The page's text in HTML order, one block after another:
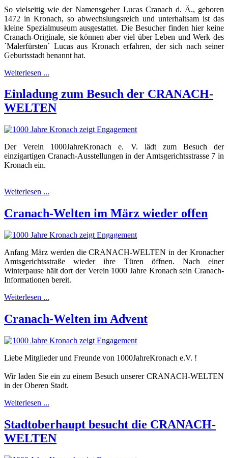
So vielseitig wie der Namensgeber Lucas Cranach d. Ä., geboren
1472 in Kronach, so abwechslungsreich und unterhaltsam ist das
kleine Spezialmuseum ausgestattet. Die Besucher finden hier keine
Cranach-Originale, sie können aber viel über Leben und Werk des
´Malerfürsten´ Lucas aus Kronach erfahren, der sich nach seiner
Geburtsstadt benannt hat.
Weiterlesen ...
Einladung zum Besuch der CRANACH-
WELTEN
Der Verein 1000JahreKronach e. V. lädt zum Besuch der
einzigartigen Cranach-Ausstellungen in der Amtsgerichtsstrasse 7 in
Kronach ein.
Weiterlesen ...
Cranach-Welten im März wieder offen
Anfang März werden die CRANACH-WELTEN in der Kronacher
Amtsgerichtsstraße wieder ihre Türen öffnen. Nach einer
Winterpause hält dort der Verein 1000 Jahre Kronach sein Cranach-
Informationen bereit.
Weiterlesen ...
Cranach-Welten im Advent
Liebe Mitglieder und Freunde von 1000JahreKronach e.V. !
Wir laden Sie ein zu einem Besuch unserer CRANACH-WELTEN
in der Oberen Stadt.
Weiterlesen ...
Stadtoberhaupt besucht die CRANACH-
WELTEN